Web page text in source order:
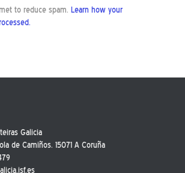
to reduce spam. Learn how your
Galicia
de Camiños. 15071 A Coruña